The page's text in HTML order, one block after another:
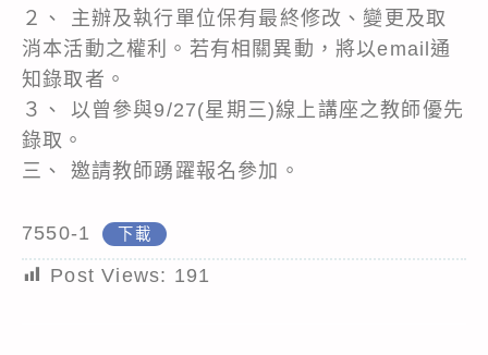
２、 主辦及執行單位保有最終修改、變更及取
消本活動之權利。若有相關異動，將以email通
知錄取者。
３、 以曾參與9/27(星期三)線上講座之教師優先
錄取。
三、 邀請教師踴躍報名參加。
7550-1 下載
Post Views: 191